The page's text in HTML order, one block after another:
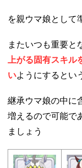
を親ウマ娘として
またいつも重要と
上がる固有スキル
いようにするとい
継承ウマ娘の中に
増えるので可能で
ましょう